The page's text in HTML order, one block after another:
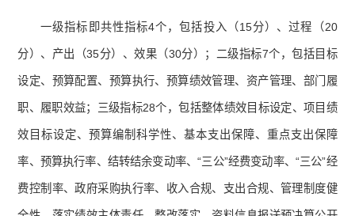
一级指标即共性指标4个，包括投入（15分）、过程（20
分）、产出（35分）、效果（30分）；二级指标7个，包括目标
设定、预算配置、预算执行、预算绩效管理、资产管理、部门履
职、履职效益；三级指标28个，包括整体绩效目标设定、项目绩
效目标设定、预算编制科学性、基本支出保障、重点支出保障
率、预算执行率、结转结余变动率、“三公”经费变动率、“三公”经
费控制率、政府采购执行率、收入合规、支出合规、管理制度健